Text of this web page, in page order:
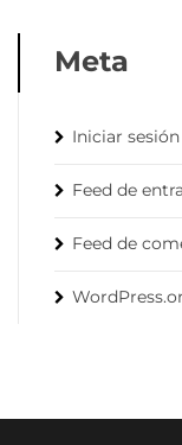
Meta
Iniciar sesión
Feed de
Feed de